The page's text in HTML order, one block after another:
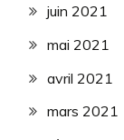
juin 2021
mai 2021
avril 2021
mars 2021